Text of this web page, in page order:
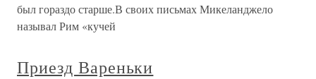
был гораздо старше.В своих письмах Микеланджело
называл Рим «кучей
Приезд Вареньки